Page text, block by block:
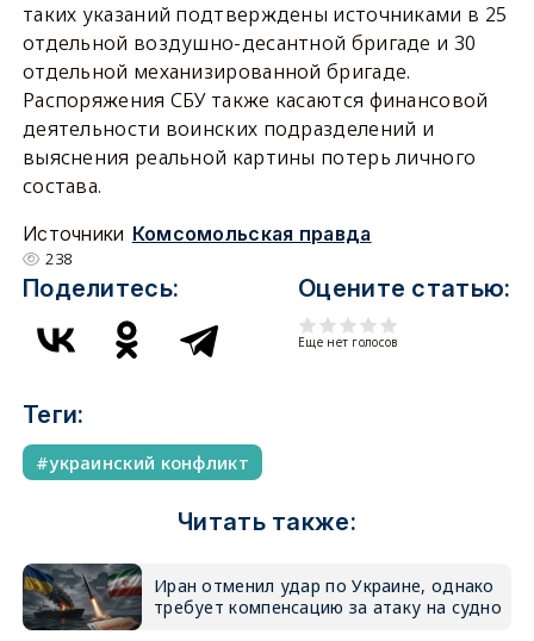
таких указаний подтверждены источниками в 25
отдельной воздушно-десантной бригаде и 30
отдельной механизированной бригаде.
Распоряжения СБУ также касаются финансовой
деятельности воинских подразделений и
выяснения реальной картины потерь личного
состава.
Источники Комсомольская правда
238
Поделитесь: Оцените статью:
Еще нет голосов
Теги:
украинский конфликт
Читать также:
Иран отменил удар по Украине, однако
требует компенсацию за атаку на судно